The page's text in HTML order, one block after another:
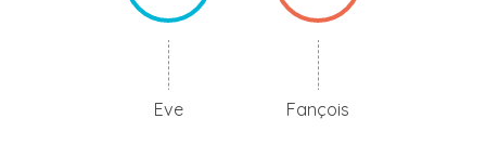
Eve Fançois